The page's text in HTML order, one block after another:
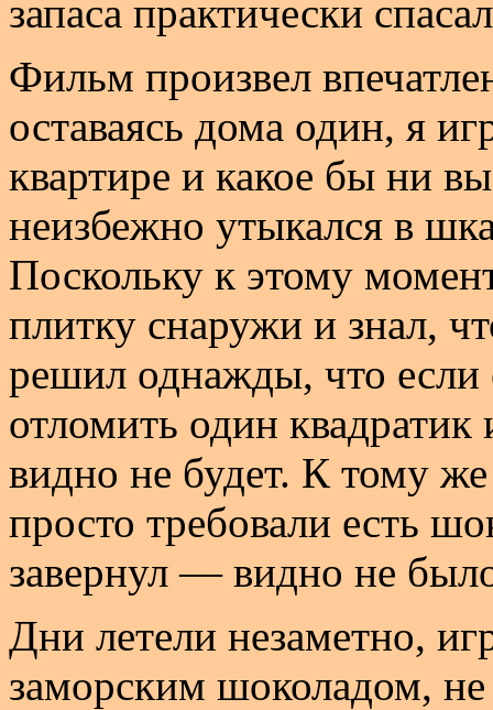
запаса практически
Фильм произвел
оставаясь дома один, я
квартире и какое бы ни
неизбежно утыкался в
Поскольку к этому
плитку снаружи и знал,
решил однажды, что если
отломить один
видно не будет. К тому
просто требовали есть
завернул — видно не
Дни летели незаметно,
заморским шоколадом,